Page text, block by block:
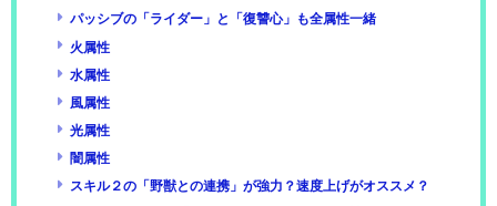
パッシブの「ライダー」と「復讐心」も全属性一緒
火属性
水属性
風属性
光属性
闇属性
スキル２の「野獣との連携」が強力？速度上げがオススメ？